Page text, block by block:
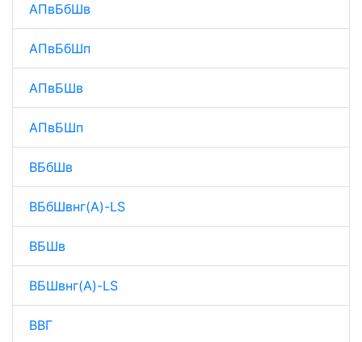
АПвБбШв
АПвБбШп
АПвБШв
АПвБШп
ВБбШв
ВБбШвнг(A)-LS
ВБШв
ВБШвнг(A)-LS
ВВГ